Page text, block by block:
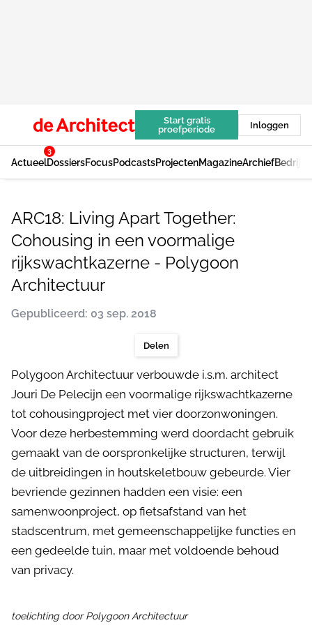
Start gratis
proefperiode
Inloggen
Actueel
3
DossiersFocusPodcastsProjectenMagazineArchief
ARC18: Living Apart Together:
Cohousing in een voormalige
rijkswachtkazerne - Polygoon
Architectuur
Gepubliceerd: 03 sep. 2018
Delen
Polygoon Architectuur verbouwde i.s.m. architect
Jouri De Pelecijn een voormalige rijkswachtkazerne
tot cohousingproject met vier doorzonwoningen.
Voor deze herbestemming werd doordacht gebruik
gemaakt van de oorspronkelijke structuren, terwijl
de uitbreidingen in houtskeletbouw gebeurde. Vier
bevriende gezinnen hadden een visie: een
samenwoonproject, op fietsafstand van het
stadscentrum, met gemeenschappelijke functies en
een gedeelde tuin, maar met voldoende behoud
van privacy.
toelichting door Polygoon Architectuur